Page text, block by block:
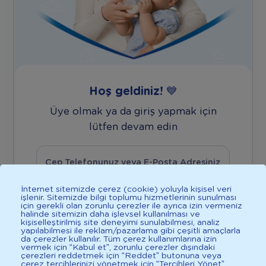
Hoş geldiniz! 💙
Üye olmak ya da giriş yapmak için
lütfen devam edin
Cep Telefonunuz veya E-Posta Adresiniz
Devam Et
Devam Et
Her iki seçeneği de işaretleyebilirsiniz.
* ile işaretli yerler zorunludur.
Devam Et
E-Posta Adresiniz
Kişisel verilerinizin işlenmesine ilişkin
Aydınlatma metnine her zaman websitesi
veya mobil uygulama üzerinden
erişebilirsiniz.
Üyelik sözleşmesiniokudum, kabul
İnternet sitemizde çerez (cookie) yoluyla kişisel veri
işlenir. Sitemizde bilgi toplumu hizmetlerinin sunulması
için gerekli olan zorunlu çerezler ile ayrıca izin vermeniz
halinde sitemizin daha işlevsel kullanılması ve
kişiselleştirilmiş site deneyimi sunulabilmesi, analiz
yapılabilmesi ile reklam/pazarlama gibi çeşitli amaçlarla
da çerezler kullanılır. Tüm çerez kullanımlarına izin
vermek için “Kabul et”, zorunlu çerezler dışındaki
çerezleri reddetmek için “Reddet” butonuna veya
çerez tercihlerinizi yönetmek için “Tercihleri Yönet”